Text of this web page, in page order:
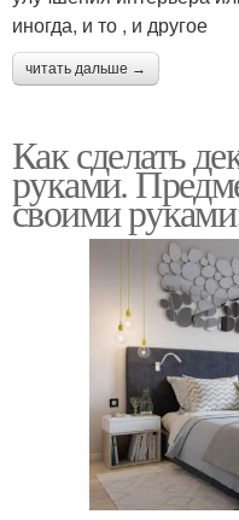
иногда, и то , и другое
читать дальше →
Как сделать
руками.
своими